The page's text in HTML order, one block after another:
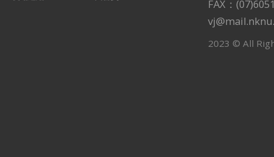
FAX：
2023 © All